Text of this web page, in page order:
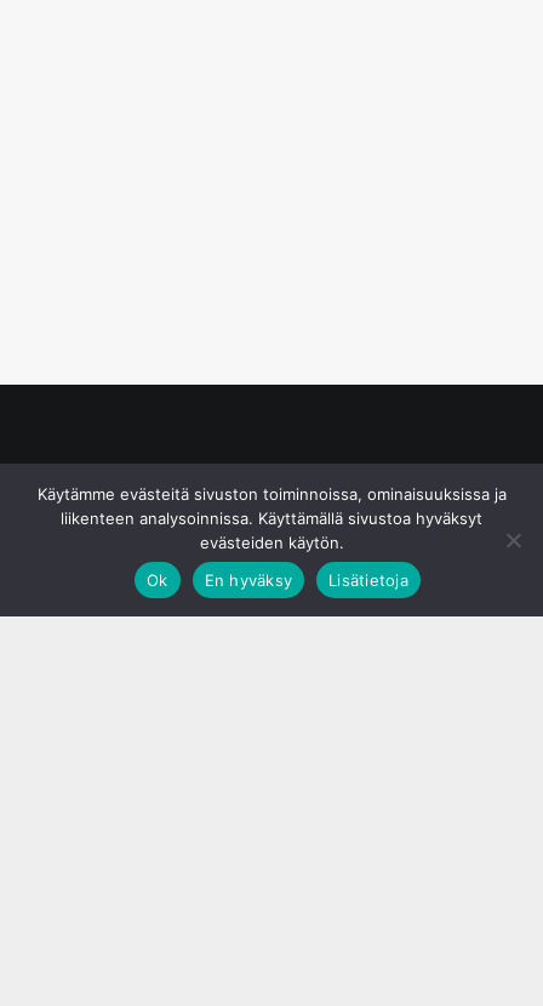
Käytämme evästeitä sivuston toiminnoissa, ominaisuuksissa ja
liikenteen analysoinnissa. Käyttämällä sivustoa hyväksyt
evästeiden käytön.
Ok
En hyväksy Lisätietoja